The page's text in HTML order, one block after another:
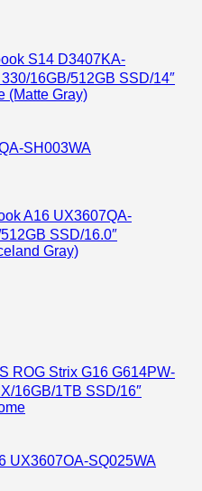
S14 D3407KA-
16GB/512GB SSD/14″
(Matte Gray)
A16 UX3607QA-
SSD/16.0″
Gray)
ROG Strix G16 G614PW-
16GB/1TB SSD/16″